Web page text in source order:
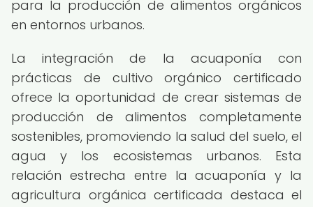
para la producción de alimentos orgánicos
en entornos urbanos.
La integración de la acuaponía con
prácticas de cultivo orgánico certificado
ofrece la oportunidad de crear sistemas de
producción de alimentos completamente
sostenibles, promoviendo la salud del suelo, el
agua y los ecosistemas urbanos. Esta
relación estrecha entre la acuaponía y la
agricultura orgánica certificada destaca el